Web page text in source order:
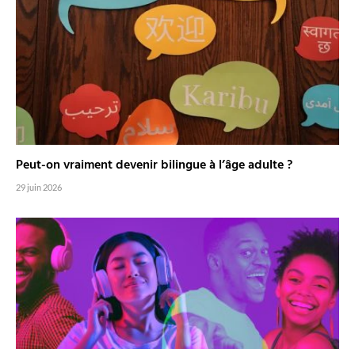
Peut-on vraiment devenir bilingue à l’âge adulte ?
29 juin 2026